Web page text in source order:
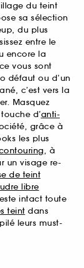
du teint
sa sélection
du plus
entre le
encore la
vous sont
défaut ou d’un
c’est vers la
Masquez
d’anti-
grâce à
les plus
, à
un visage re-
de teint
libre
intact toute
teint dans
leurs must-